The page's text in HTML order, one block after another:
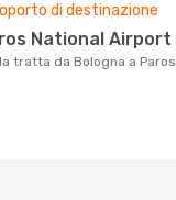
di destinazione
National Airport
la tratta da Bologna a Paros